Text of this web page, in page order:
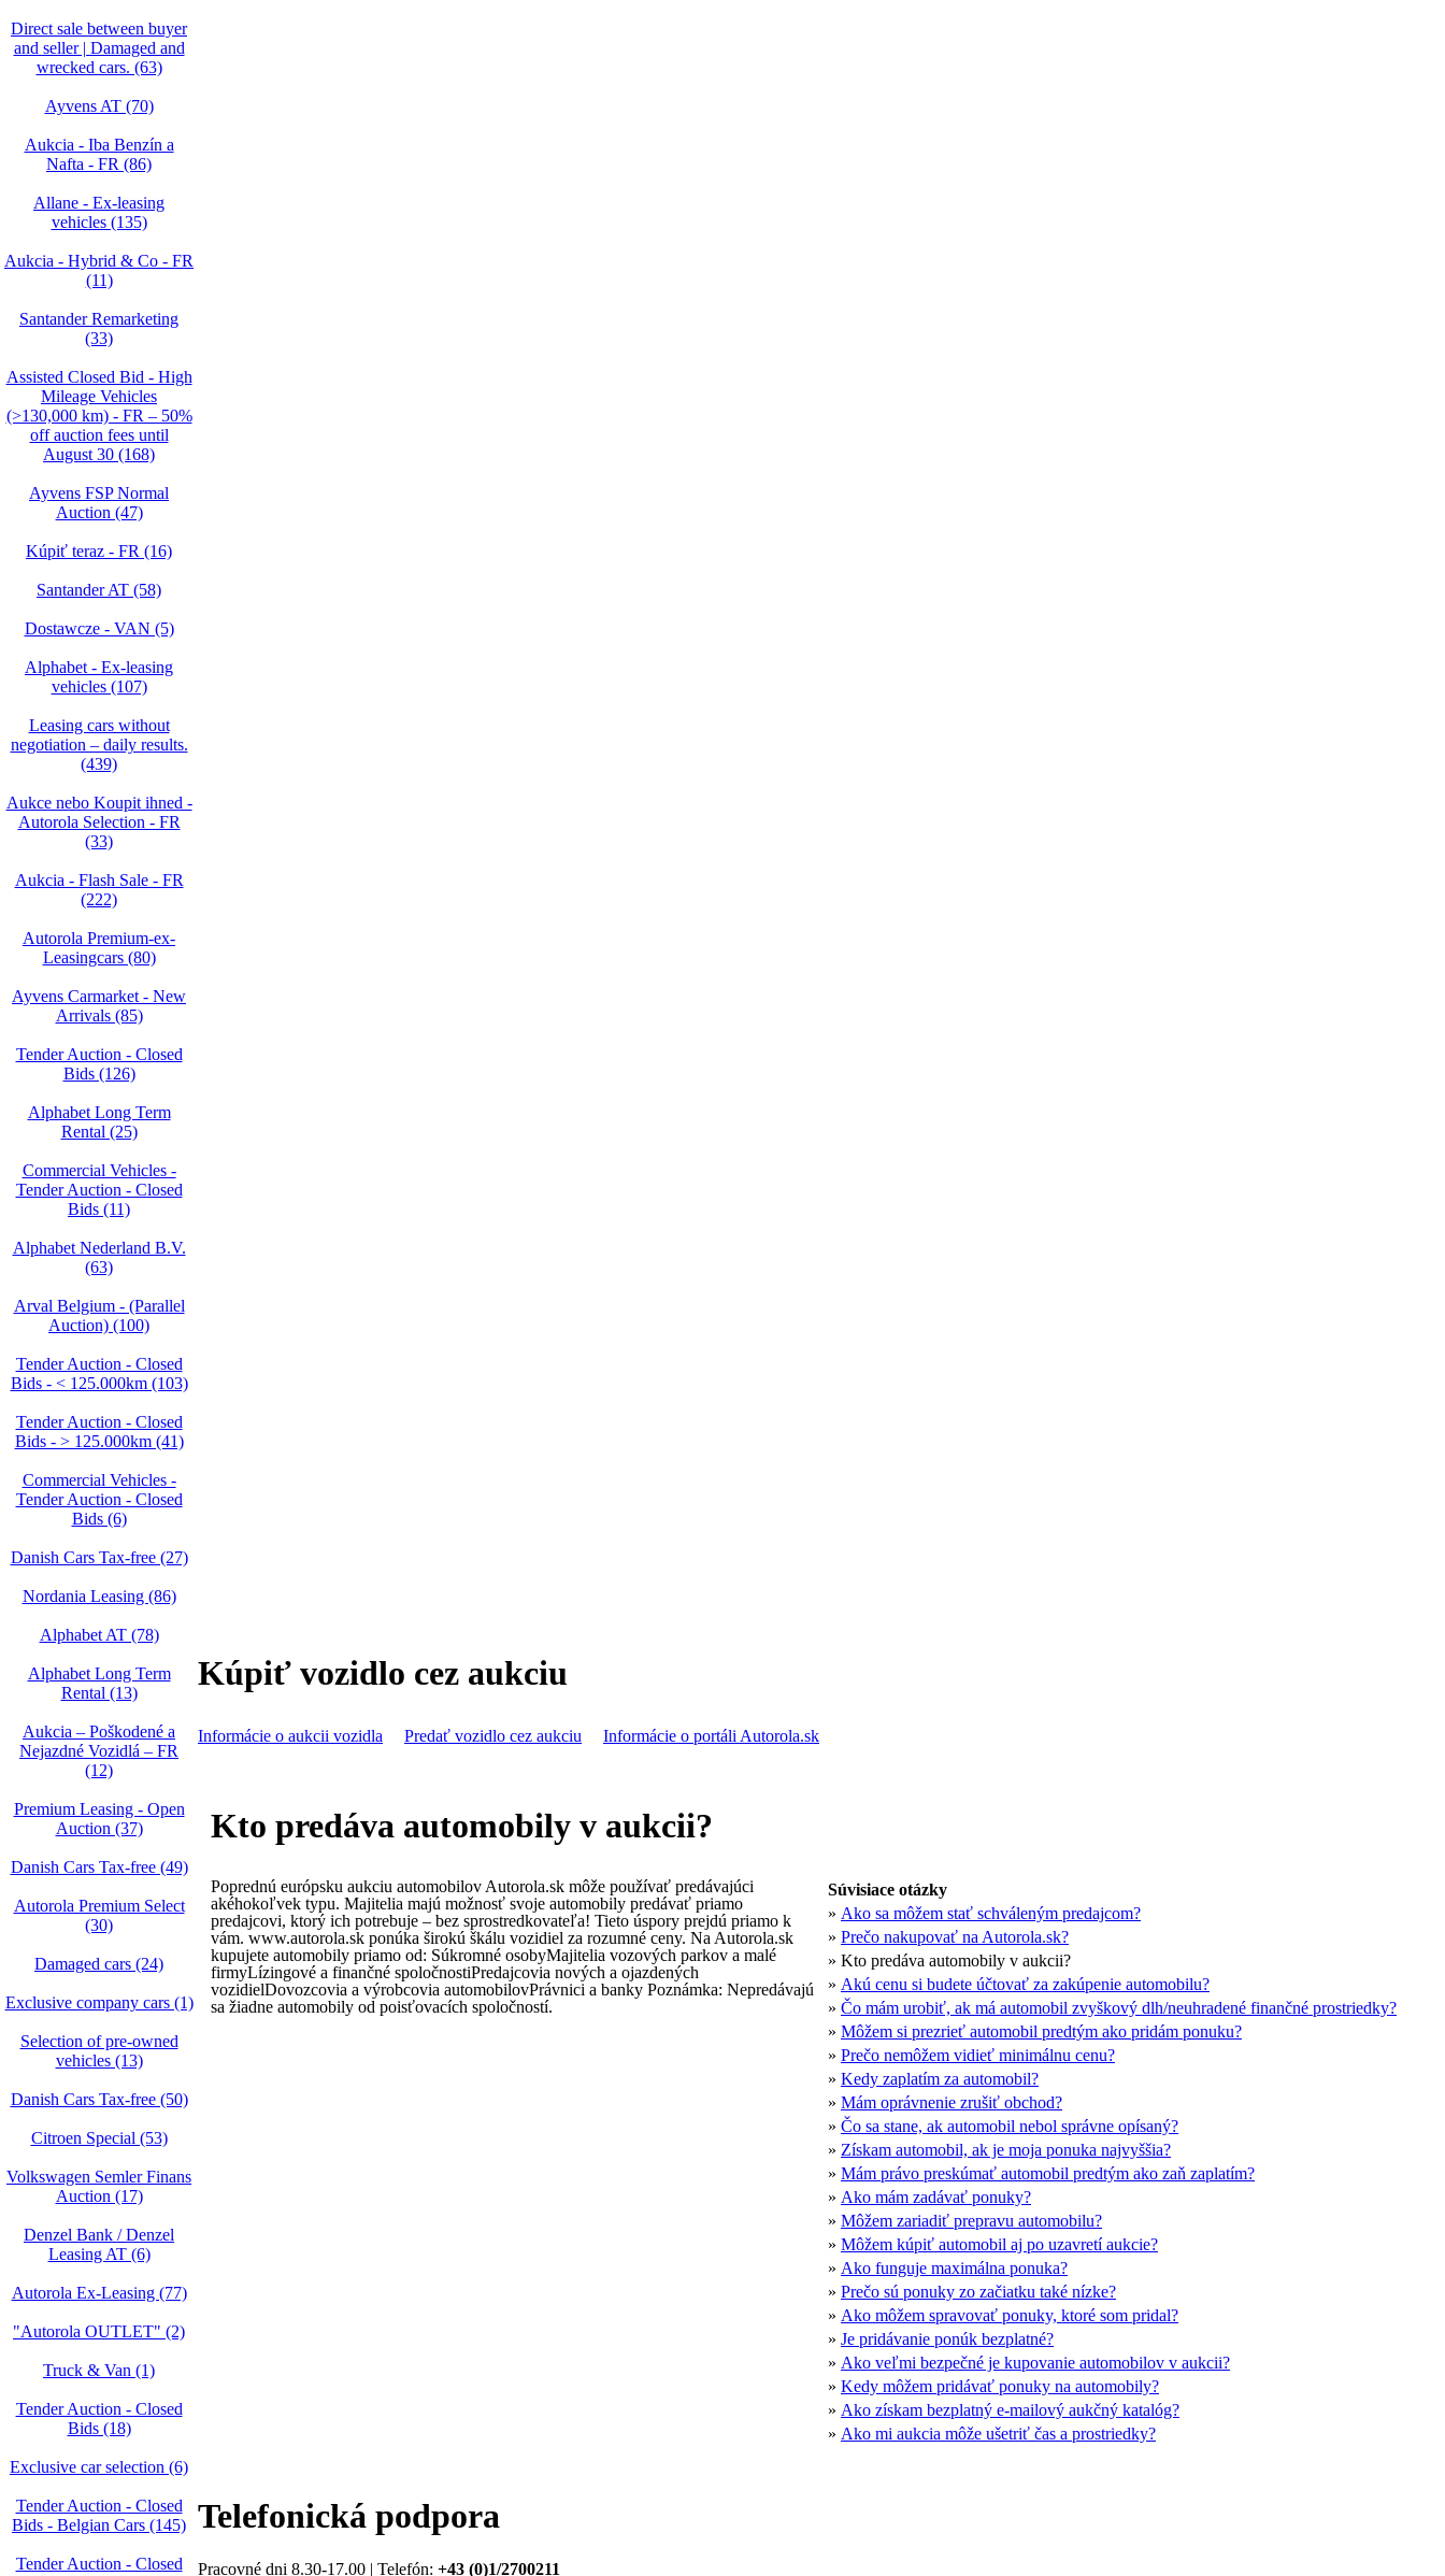
Direct sale between buyer
and seller | Damaged and
wrecked cars. (63)
Ayvens AT (70)
Aukcia - Iba Benzín a
Nafta - FR (86)
Allane - Ex-leasing
vehicles (135)
Aukcia - Hybrid & Co - FR
(11)
Santander Remarketing
(33)
Assisted Closed Bid - High
Mileage Vehicles
(>130,000 km) - FR – 50%
off auction fees until
August 30 (168)
Ayvens FSP Normal
Auction (47)
Kúpiť teraz - FR (16)
Santander AT (58)
Dostawcze - VAN (5)
Alphabet - Ex-leasing
vehicles (107)
Leasing cars without
negotiation – daily results.
(439)
Aukce nebo Koupit ihned -
Autorola Selection - FR
(33)
Aukcia - Flash Sale - FR
(222)
Autorola Premium-ex-
Leasingcars (80)
Ayvens Carmarket - New
Arrivals (85)
Tender Auction - Closed
Bids (126)
Alphabet Long Term
Rental (25)
Commercial Vehicles -
Tender Auction - Closed
Bids (11)
Alphabet Nederland B.V.
(63)
Arval Belgium - (Parallel
Auction) (100)
Tender Auction - Closed
Bids - < 125.000km (103)
Tender Auction - Closed
Bids - > 125.000km (41)
Commercial Vehicles -
Tender Auction - Closed
Bids (6)
Danish Cars Tax-free (27)
Nordania Leasing (86)
Alphabet AT (78)
Alphabet Long Term
Rental (13)
Aukcia – Poškodené a
Nejazdné Vozidlá – FR
(12)
Premium Leasing - Open
Auction (37)
Danish Cars Tax-free (49)
Autorola Premium Select
(30)
Damaged cars (24)
Exclusive company cars (1)
Selection of pre-owned
vehicles (13)
Danish Cars Tax-free (50)
Citroen Special (53)
Volkswagen Semler Finans
Auction (17)
Denzel Bank / Denzel
Leasing AT (6)
Autorola Ex-Leasing (77)
"Autorola OUTLET" (2)
Truck & Van (1)
Tender Auction - Closed
Bids (18)
Exclusive car selection (6)
Tender Auction - Closed
Bids - Belgian Cars (145)
Tender Auction - Closed
Kúpiť vozidlo cez aukciu
Informácie o aukcii vozidla Predať vozidlo cez aukciu Informácie o portáli Autorola.sk
Kto predáva automobily v aukcii?
Poprednú európsku aukciu automobilov Autorola.sk môže používať predávajúci
akéhokoľvek typu. Majitelia majú možnosť svoje automobily predávať priamo
predajcovi, ktorý ich potrebuje – bez sprostredkovateľa! Tieto úspory prejdú priamo k
vám. www.autorola.sk ponúka širokú škálu vozidiel za rozumné ceny. Na Autorola.sk
kupujete automobily priamo od: Súkromné osobyMajitelia vozových parkov a malé
firmyLízingové a finančné spoločnostiPredajcovia nových a ojazdených
vozidielDovozcovia a výrobcovia automobilovPrávnici a banky Poznámka: Nepredávajú
sa žiadne automobily od poisťovacích spoločností.
Súvisiace otázky
» Ako sa môžem stať schváleným predajcom?
» Prečo nakupovať na Autorola.sk?
» Kto predáva automobily v aukcii?
» Akú cenu si budete účtovať za zakúpenie automobilu?
» Čo mám urobiť, ak má automobil zvyškový dlh/neuhradené finančné prostriedky?
» Môžem si prezrieť automobil predtým ako pridám ponuku?
» Prečo nemôžem vidieť minimálnu cenu?
» Kedy zaplatím za automobil?
» Mám oprávnenie zrušiť obchod?
» Čo sa stane, ak automobil nebol správne opísaný?
» Získam automobil, ak je moja ponuka najvyššia?
» Mám právo preskúmať automobil predtým ako zaň zaplatím?
» Ako mám zadávať ponuky?
» Môžem zariadiť prepravu automobilu?
» Môžem kúpiť automobil aj po uzavretí aukcie?
» Ako funguje maximálna ponuka?
» Prečo sú ponuky zo začiatku také nízke?
» Ako môžem spravovať ponuky, ktoré som pridal?
» Je pridávanie ponúk bezplatné?
» Ako veľmi bezpečné je kupovanie automobilov v aukcii?
» Kedy môžem pridávať ponuky na automobily?
» Ako získam bezplatný e-mailový aukčný katalóg?
» Ako mi aukcia môže ušetriť čas a prostriedky?
Telefonická podpora
Pracovné dni 8.30-17.00 | Telefón: +43 (0)1/2700211